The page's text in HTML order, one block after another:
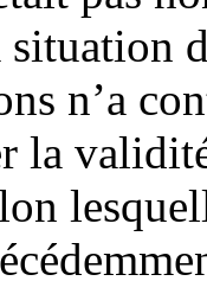
situation
n’a
la